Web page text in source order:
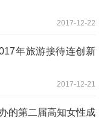
2017-12-22
年旅游接待连创新
2017-12-21
的第二届高知女性成